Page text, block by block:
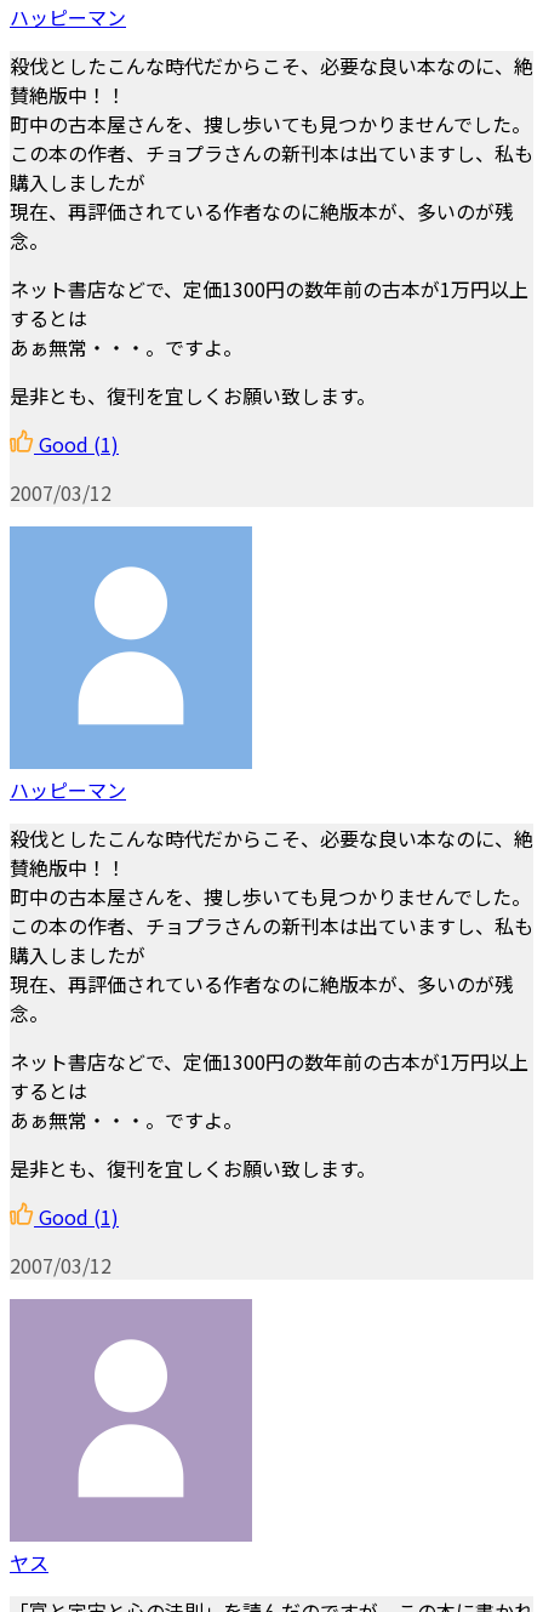
ハッピーマン
殺伐としたこんな時代だからこそ、必要な良い本なのに、絶
賛絶版中！！
町中の古本屋さんを、捜し歩いても見つかりませんでした。
この本の作者、チョプラさんの新刊本は出ていますし、私も
購入しましたが
現在、再評価されている作者なのに絶版本が、多いのが残
念。
ネット書店などで、定価1300円の数年前の古本が1万円以上
するとは
あぁ無常・・・。ですよ。
是非とも、復刊を宜しくお願い致します。
Good (1)
2007/03/12
ハッピーマン
殺伐としたこんな時代だからこそ、必要な良い本なのに、絶
賛絶版中！！
町中の古本屋さんを、捜し歩いても見つかりませんでした。
この本の作者、チョプラさんの新刊本は出ていますし、私も
購入しましたが
現在、再評価されている作者なのに絶版本が、多いのが残
念。
ネット書店などで、定価1300円の数年前の古本が1万円以上
するとは
あぁ無常・・・。ですよ。
是非とも、復刊を宜しくお願い致します。
Good (1)
2007/03/12
ヤス